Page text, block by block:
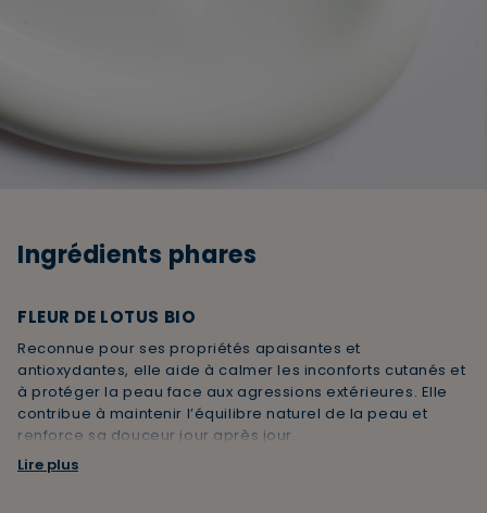
Ingrédients phares
FLEUR DE LOTUS BIO
Reconnue pour ses propriétés apaisantes et
antioxydantes, elle aide à calmer les inconforts cutanés et
à protéger la peau face aux agressions extérieures. Elle
contribue à maintenir l’équilibre naturel de la peau et
renforce sa douceur jour après jour.
GLYCERINE VEGETALE
Lire plus